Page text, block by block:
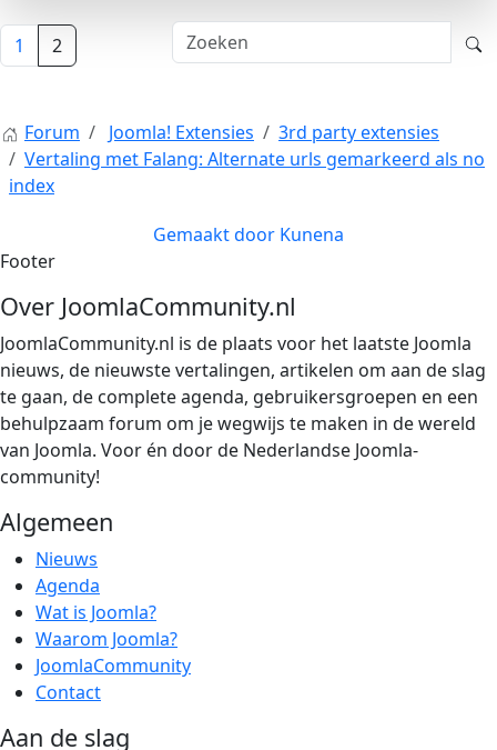
1 2
Forum Joomla! Extensies
3rd party extensies
Vertaling met Falang: Alternate urls gemarkeerd als no
index
Gemaakt door Kunena
Footer
Over JoomlaCommunity.nl
JoomlaCommunity.nl is de plaats voor het laatste Joomla
nieuws, de nieuwste vertalingen, artikelen om aan de slag
te gaan, de complete agenda, gebruikersgroepen en een
behulpzaam forum om je wegwijs te maken in de wereld
van Joomla. Voor én door de Nederlandse Joomla-
community!
Algemeen
Nieuws
Agenda
Wat is Joomla?
Waarom Joomla?
JoomlaCommunity
Contact
Aan de slag